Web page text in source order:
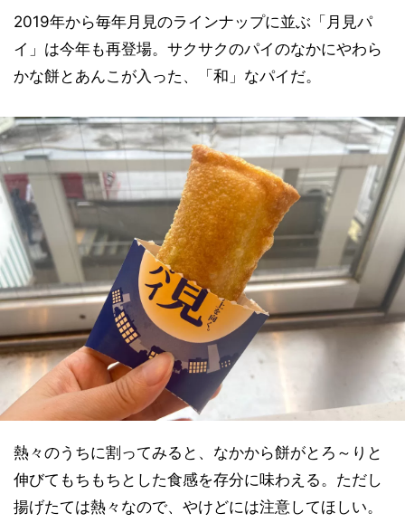
2019年から毎年月見のラインナップに並ぶ「月見パ
イ」は今年も再登場。サクサクのパイのなかにやわら
かな餅とあんこが入った、「和」なパイだ。
熱々のうちに割ってみると、なかから餅がとろ～りと
伸びてもちもちとした食感を存分に味わえる。ただし
揚げたては熱々なので、やけどには注意してほしい。